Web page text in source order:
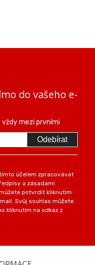
do vašeho e-
mezi prvními
Odebírat
účelem zpracovávat
a zásadami
potvrdit kliknutím
Svůj souhlas můžete
kliknutím na odkaz z